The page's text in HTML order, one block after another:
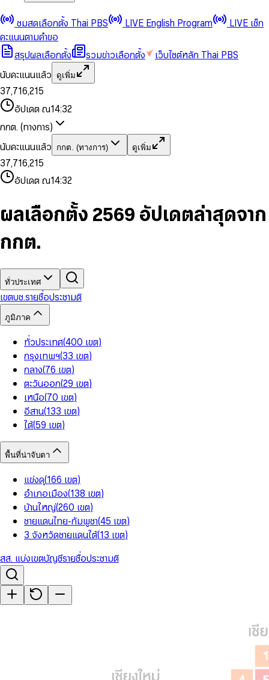
ชมสดเลือกตั้ง Thai PBS LIVE English Program
LIVE เช็ก
คะแนนตามคำขอ
สรุปผลเลือกตั้ง
รวมข่าวเลือกตั้ง
เว็บไซต์หลัก Thai PBS
นับคะแนนแล้ว
ดูเพิ่ม
0
1
2
3
4
5
6
8
9
0
1
2
3
4
5
6
7
8
9
,
0
1
2
4
6
7
8
9
0
1
2
3
4
5
6
7
8
9
0
1
3
5
6
7
8
9
,
1
2
4
5
7
8
9
0
1
3
4
6
7
8
9
0
2
3
4
5
7
8
อัปเดต ณ14:32
กกต. (ทางการ)
นับคะแนนแล้ว
กกต. (ทางการ) ดูเพิ่ม
0
1
2
3
4
5
7
8
0
1
2
4
5
6
7
8
9
,
0
1
2
4
6
7
8
9
0
1
2
3
5
6
8
9
0
1
3
5
6
7
8
,
1
2
4
6
7
9
0
1
3
5
6
8
9
0
2
3
4
5
7
9
อัปเดต ณ14:32
ผลเลือกตั้ง 2569 อัปเดตล่าสุดจาก
กกต.
ทั่วประเทศ
เขตบช.รายชื่อประชามติ
ภูมิภาค
ทั่วประเทศ(400 เขต)
กรุงเทพฯ(33 เขต)
กลาง(76 เขต)
ตะวันออก(29 เขต)
เหนือ(70 เขต)
อีสาน(133 เขต)
ใต้(59 เขต)
พื้นที่น่าจับตา
แข่งดุ(166 เขต)
อำเภอเมือง(138 เขต)
บ้านใหญ่(260 เขต)
ชายแดนไทย-กัมพูชา(45 เขต)
3 จังหวัดชายแดนใต้(13 เขต)
สส. แบ่งเขตบัญชีรายชื่อประชามติ